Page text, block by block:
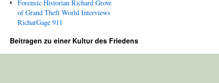
Forensic Historian Richard Grove
of Grand Theft World Interviews
RicharGage 911
Beitragen zu einer Kultur des Friedens